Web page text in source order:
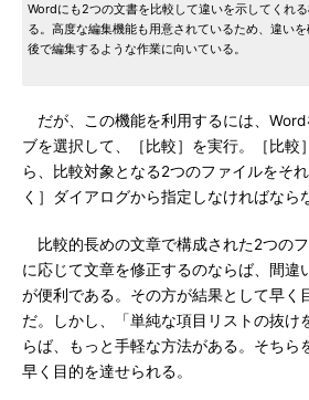
Wordにも2つの文書を比較して違いを示してくれ
る。高度な編集機能も用意されているため、違い
後で編集するような作業に向いている。
だが、この機能を利用するには、Word
ブを選択して、［比較］を実行。［比較
ら、比較対象となる2つのファイルをそ
く］ダイアログから指定しなければなら
比較的長めの文章で構成された2つの
に応じて文章を修正するのならば、間違
が便利である。その方が結果として早く
だ。しかし、「単純な項目リストの抜け
らば、もっと手軽な方法がある。そちら
早く目的を達せられる。